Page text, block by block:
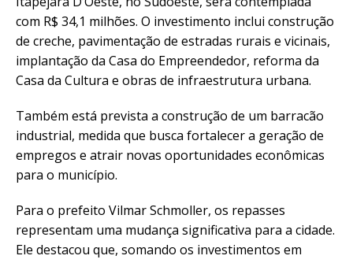
com R$ 34,1 milhões. O investimento inclui construção
de creche, pavimentação de estradas rurais e vicinais,
implantação da Casa do Empreendedor, reforma da
Casa da Cultura e obras de infraestrutura urbana.
Também está prevista a construção de um barracão
industrial, medida que busca fortalecer a geração de
empregos e atrair novas oportunidades econômicas
para o município.
Para o prefeito Vilmar Schmoller, os repasses
representam uma mudança significativa para a cidade.
Ele destacou que, somando os investimentos em